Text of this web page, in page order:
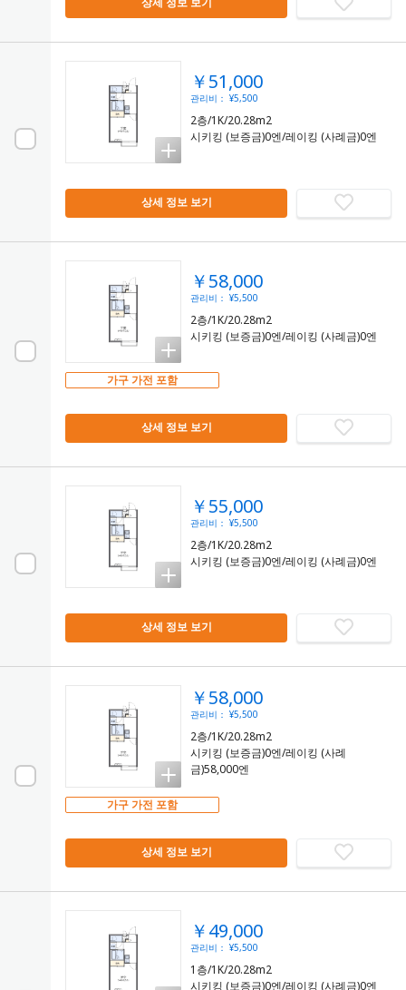
￥51,000
관리비： ¥5,500
2층/1K/20.28m2
시키킹 (보증금)0엔/레이킹 (사례금)0엔
상세 정보 보기
￥58,000
관리비： ¥5,500
2층/1K/20.28m2
시키킹 (보증금)0엔/레이킹 (사례금)0엔
가구 가전 포함
상세 정보 보기
￥55,000
관리비： ¥5,500
2층/1K/20.28m2
시키킹 (보증금)0엔/레이킹 (사례금)0엔
상세 정보 보기
￥58,000
관리비： ¥5,500
2층/1K/20.28m2
시키킹 (보증금)0엔/레이킹 (사례
금)58,000엔
가구 가전 포함
상세 정보 보기
￥49,000
관리비： ¥5,500
1층/1K/20.28m2
시키킹 (보증금)0엔/레이킹 (사례금)0엔